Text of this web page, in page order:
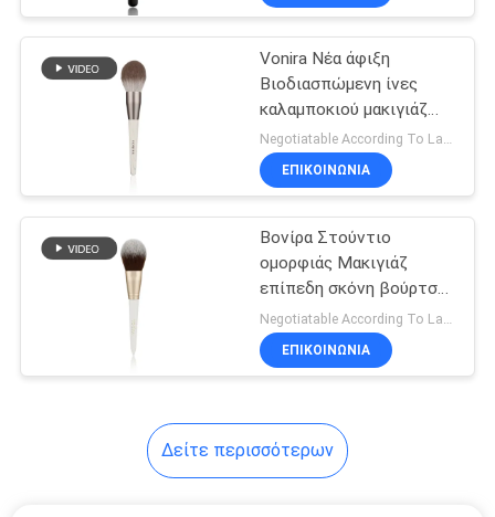
Vonira Νέα άφιξη
Βιοδιασπώμενη ίνες
καλαμποκιού μακιγιάζ
σκόνη βούρτσα με γκρι
αλουμίνιο σιδερένιο Eco
Freindly ξύλινο λαβή
Negotiatable According To Large Quantity MOQ:1000 κομμάτια
ΕΠΙΚΟΙΝΩΝΙΑ
Βονίρα Στούντιο
ομορφιάς Μακιγιάζ
επίπεδη σκόνη βούρτσα
με χρυσό αλουμίνιο
σίδερο βερίκη ξύλινη
λαβή
Negotiatable According To Large Quantity MOQ:1000 κομμάτια
ΕΠΙΚΟΙΝΩΝΙΑ
Δείτε περισσότερων